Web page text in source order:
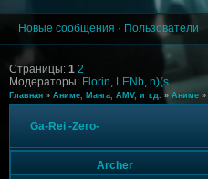
Новые сообщения · Пользователи
Страницы: 1 2
Модераторы: Florin, LENb, n)(s
Главная » Аниме, Манга, AMV, и т.д. » Аниме »
Ga-Rei -Zero-
Archer